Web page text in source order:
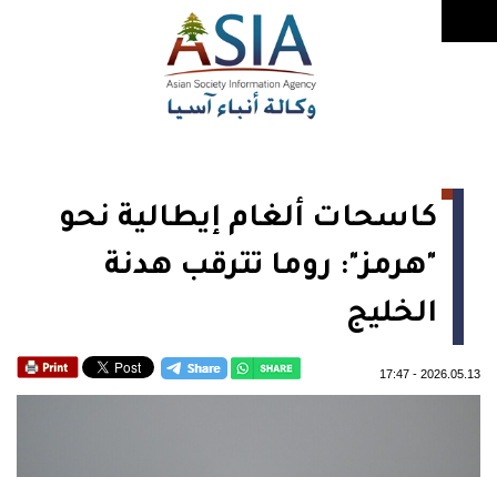
كاسحات ألغام إيطالية نحو
"هرمز": روما تترقب هدنة
الخليج
2026.05.13
-
17:47